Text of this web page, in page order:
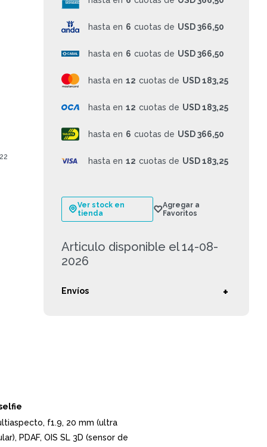
hasta en 6 cuotas de USD 366,50
hasta en 6 cuotas de USD 366,50
hasta en 12 cuotas de USD 183,25
hasta en 12 cuotas de USD 183,25
hasta en 6 cuotas de USD 366,50
hasta en 12 cuotas de USD 183,25
Ver stock en
tienda
Articulo disponible el 14-08-
2026
Envíos
f1.9, 20 mm (ultra
PDAF, OIS SL 3D (sensor de